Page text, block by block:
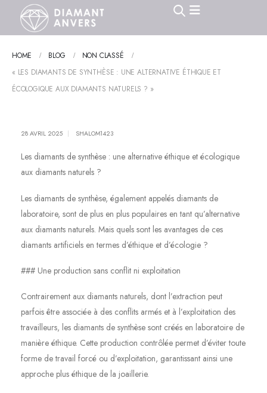
HOME BLOG
NON CLASSÉ
« LES DIAMANTS DE SYNTHÈSE : UNE ALTERNATIVE ÉTHIQUE ET
ÉCOLOGIQUE AUX DIAMANTS NATURELS ? »
28 AVRIL 2025 SHALOM1423
Les diamants de synthèse : une alternative éthique et écologique
aux diamants naturels ?
Les diamants de synthèse, également appelés diamants de
laboratoire, sont de plus en plus populaires en tant qu’alternative
aux diamants naturels. Mais quels sont les avantages de ces
diamants artificiels en termes d’éthique et d’écologie ?
### Une production sans conflit ni exploitation
Contrairement aux diamants naturels, dont l’extraction peut
parfois être associée à des conflits armés et à l’exploitation des
travailleurs, les diamants de synthèse sont créés en laboratoire de
manière éthique. Cette production contrôlée permet d’éviter toute
forme de travail forcé ou d’exploitation, garantissant ainsi une
approche plus éthique de la joaillerie.